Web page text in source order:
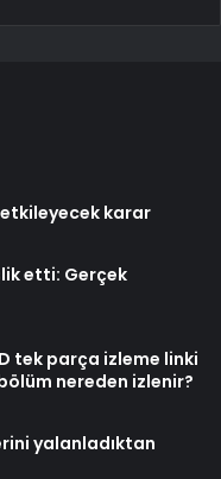
etkileyecek karar
etti: Gerçek
tek parça izleme linki
nereden izlenir?
yalanladıktan